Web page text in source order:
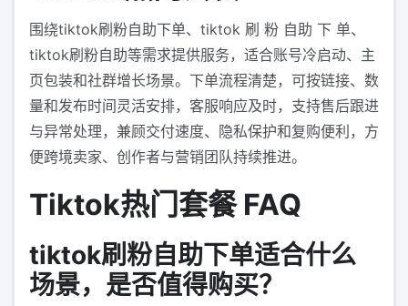
围绕tiktok刷粉自助下单、tiktok 刷 粉 自助 下 单、
tiktok刷粉自助等需求提供服务，适合账号冷启动、主
页包装和社群增长场景。下单流程清楚，可按链接、数
量和发布时间灵活安排，客服响应及时，支持售后跟进
与异常处理，兼顾交付速度、隐私保护和复购便利，方
便跨境卖家、创作者与营销团队持续推进。
Tiktok热门套餐 FAQ
tiktok刷粉自助下单适合什么
场景，是否值得购买？